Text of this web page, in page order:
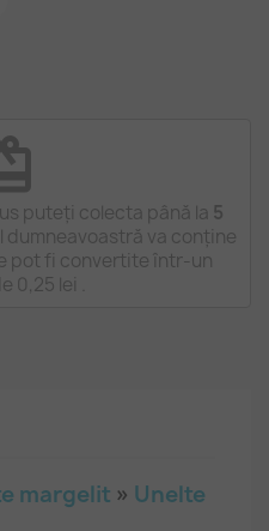
puteți colecta până la 5
dumneavoastră va conține
pot fi convertite într-un
0,25 lei
margelit » Unelte